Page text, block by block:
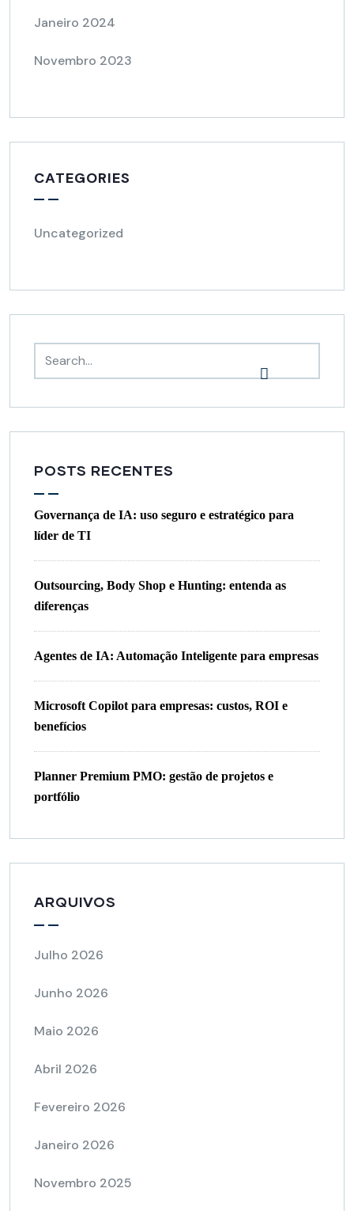
Janeiro 2024
Novembro 2023
CATEGORIES
Uncategorized
POSTS RECENTES
Governança de IA: uso seguro e estratégico para
líder de TI
Outsourcing, Body Shop e Hunting: entenda as
diferenças
Agentes de IA: Automação Inteligente para empresas
Microsoft Copilot para empresas: custos, ROI e
benefícios
Planner Premium PMO: gestão de projetos e
portfólio
ARQUIVOS
Julho 2026
Junho 2026
Maio 2026
Abril 2026
Fevereiro 2026
Janeiro 2026
Novembro 2025